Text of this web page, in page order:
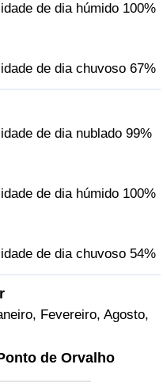
de dia húmido 100%
de dia chuvoso 67%
de dia nublado 99%
de dia húmido 100%
de dia chuvoso 54%
Fevereiro, Agosto,
de Orvalho